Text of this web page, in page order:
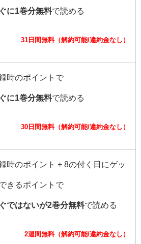
に1巻分無料で読める
31日間無料（解約可能/違約金なし）
時のポイントで
に1巻分無料で読める
30日間無料（解約可能/違約金なし）
時のポイント + 8の付く日にゲッ
きるポイントで
ではないが2巻分無料で読める
2週間無料（解約可能/違約金なし）